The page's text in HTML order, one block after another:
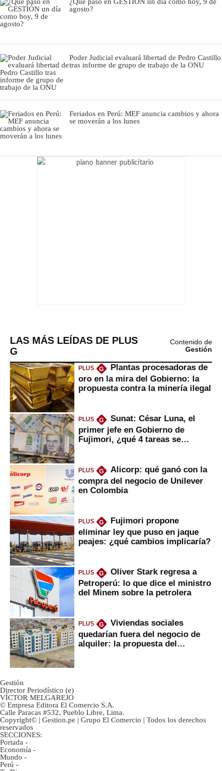
agosto?
Poder Judicial evaluará libertad de Pedro Castillo
tras informe de grupo de trabajo de la ONU
Feriados en Perú: MEF anuncia cambios y ahora
se moverán a los lunes
LAS MÁS LEÍDAS DE PLUS
G
Contenido de
Gestión
PLUS G
Plantas procesadoras de
oro en la mira del Gobierno: la
propuesta contra la minería ilegal
PLUS G
Sunat: César Luna, el
primer jefe en Gobierno de
Fujimori, ¿qué 4 tareas se
PLUS G
Alicorp: qué ganó con la
compra del negocio de Unilever
en Colombia
PLUS G
Fujimori propone
eliminar ley que puso en jaque
peajes: ¿qué cambios implicaría?
PLUS G
Oliver Stark regresa a
Petroperú: lo que dice el ministro
del Minem sobre la petrolera
PLUS G
Viviendas sociales
quedarían fuera del negocio de
alquiler: la propuesta del
Gestión
Director Periodístico (e)
VÍCTOR MELGAREJO
© Empresa Editora El Comercio S.A.
Calle Paracas #532, Pueblo Libre, Lima.
Copyright© | Gestion.pe | Grupo El Comercio | Todos los derechos
reservados
SECCIONES:
Portada -
Economía -
Mundo -
Perú -